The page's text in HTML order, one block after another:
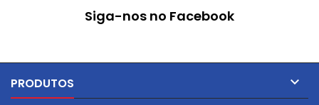
Siga-nos no Facebook
PRODUTOS 